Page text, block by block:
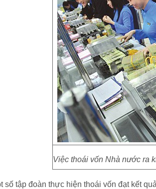
Việc thoái vốn Nhà nước ra
số tập đoàn thực hiện thoái vốn đạt kết